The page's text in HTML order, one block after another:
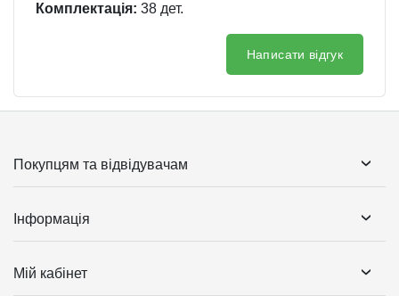
Комплектація: 38 дет.
Написати відгук
Покупцям та відвідувачам
Інформація
Мій кабінет